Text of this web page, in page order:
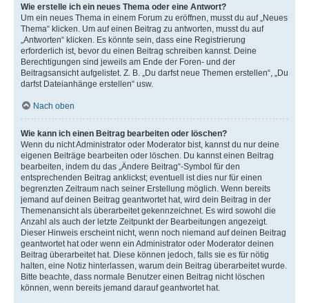
Wie erstelle ich ein neues Thema oder eine Antwort?
Um ein neues Thema in einem Forum zu eröffnen, musst du auf „Neues
Thema“ klicken. Um auf einen Beitrag zu antworten, musst du auf
„Antworten“ klicken. Es könnte sein, dass eine Registrierung
erforderlich ist, bevor du einen Beitrag schreiben kannst. Deine
Berechtigungen sind jeweils am Ende der Foren- und der
Beitragsansicht aufgelistet. Z. B. „Du darfst neue Themen erstellen“, „Du
darfst Dateianhänge erstellen“ usw.
Nach oben
Wie kann ich einen Beitrag bearbeiten oder löschen?
Wenn du nicht Administrator oder Moderator bist, kannst du nur deine
eigenen Beiträge bearbeiten oder löschen. Du kannst einen Beitrag
bearbeiten, indem du das „Ändere Beitrag“-Symbol für den
entsprechenden Beitrag anklickst; eventuell ist dies nur für einen
begrenzten Zeitraum nach seiner Erstellung möglich. Wenn bereits
jemand auf deinen Beitrag geantwortet hat, wird dein Beitrag in der
Themenansicht als überarbeitet gekennzeichnet. Es wird sowohl die
Anzahl als auch der letzte Zeitpunkt der Bearbeitungen angezeigt.
Dieser Hinweis erscheint nicht, wenn noch niemand auf deinen Beitrag
geantwortet hat oder wenn ein Administrator oder Moderator deinen
Beitrag überarbeitet hat. Diese können jedoch, falls sie es für nötig
halten, eine Notiz hinterlassen, warum dein Beitrag überarbeitet wurde.
Bitte beachte, dass normale Benutzer einen Beitrag nicht löschen
können, wenn bereits jemand darauf geantwortet hat.